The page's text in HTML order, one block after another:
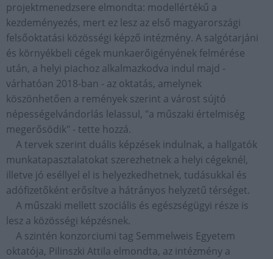
projektmenedzsere elmondta: modellértékű a
kezdeményezés, mert ez lesz az első magyarországi
felsőoktatási közösségi képző intézmény. A salgótarjáni
és környékbeli cégek munkaerőigényének felmérése
után, a helyi piachoz alkalmazkodva indul majd -
várhatóan 2018-ban - az oktatás, amelynek
köszönhetően a remények szerint a várost sújtó
népességelvándorlás lelassul, "a műszaki értelmiség
megerősödik" - tette hozzá.
A tervek szerint duális képzések indulnak, a hallgatók
munkatapasztalatokat szerezhetnek a helyi cégeknél,
illetve jó eséllyel el is helyezkedhetnek, tudásukkal és
adófizetőként erősítve a hátrányos helyzetű térséget.
A műszaki mellett szociális és egészségügyi része is
lesz a közösségi képzésnek.
A szintén konzorciumi tag Semmelweis Egyetem
oktatója, Pilinszki Attila elmondta, az intézmény a